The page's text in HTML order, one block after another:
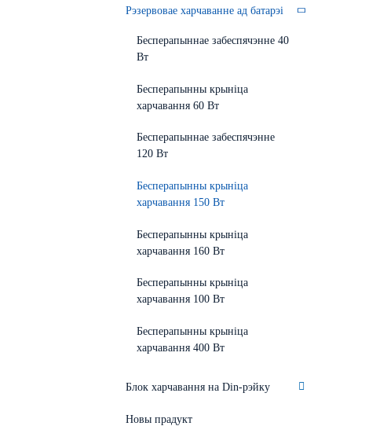
Рэзервовае харчаванне ад батарэі
Бесперапыннае забеспячэнне 40
Вт
Бесперапынны крыніца
харчавання 60 Вт
Бесперапыннае забеспячэнне
120 Вт
Бесперапынны крыніца
харчавання 150 Вт
Бесперапынны крыніца
харчавання 160 Вт
Бесперапынны крыніца
харчавання 100 Вт
Бесперапынны крыніца
харчавання 400 Вт
Блок харчавання на Din-рэйку
Новы прадукт